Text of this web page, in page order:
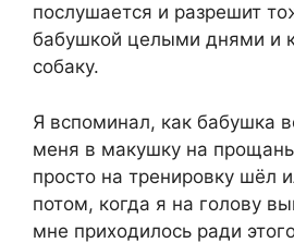
послушается и разрешит
бабушкой целыми днями и
собаку.
Я вспоминал, как бабушка
меня в макушку на
просто на тренировку шёл
потом, когда я на голову
мне приходилось ради